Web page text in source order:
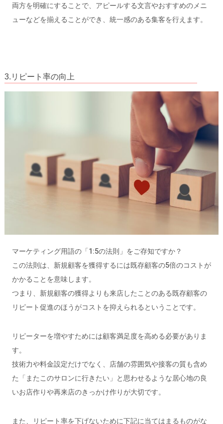
両方を明確にすることで、アピールする文言やおすすめのメニ
ューなどを揃えることができ、統一感のある集客を行えます。
3.リピート率の向上
マーケティング用語の「1:5の法則」をご存知ですか？
この法則は、新規顧客を獲得するには既存顧客の5倍のコストが
かかることを意味します。
つまり、新規顧客の獲得よりも来店したことのある既存顧客の
リピート促進のほうがコストを抑えられるということです。
リピーターを増やすためには顧客満足度を高める必要がありま
す。
技術力や料金設定だけでなく、店舗の雰囲気や接客の質も含め
た「またこのサロンに行きたい」と思わせるような居心地の良
いお店作りや再来店のきっかけ作りが大切です。
また、リピート率を下げないために下記に当てはまるものがな